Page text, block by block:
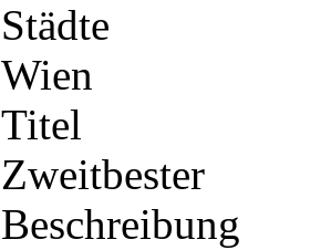
Städte
Wien
Titel
Zweitbester
Beschreibung